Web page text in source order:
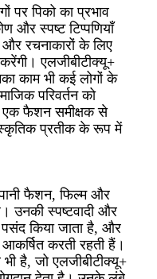
पर पिको का प्रभाव
और स्पष्ट टिप्पणियाँ
रचनाकारों के लिए
एलजीबीटीक्यू+
काम भी कई लोगों के
परिवर्तन को
एक फैशन समीक्षक से
प्रतीक के रूप में
फैशन, फिल्म और
उनकी स्पष्टवादी और
पसंद किया जाता है, और
आकर्षित करती रहती हैं।
है, जो एलजीबीटीक्यू+